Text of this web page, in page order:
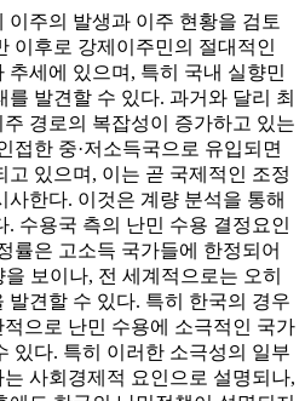
이주의 발생과 이주 현황을 검토
이후로 강제이주민의 절대적인
추세에 있으며, 특히 국내 실향민
를 발견할 수 있다. 과거와 달리 최
경로의 복잡성이 증가하고 있는
접한 중·저소득국으로 유입되면
고 있으며, 이는 곧 국제적인 조정
사한다. 이것은 계량 분석을 통해
. 수용국 측의 난민 수용 결정요인
률은 고소득 국가들에 한정되어
보이나, 전 세계적으로는 오히
발견할 수 있다. 특히 한국의 경우
으로 난민 수용에 소극적인 국가
있다. 특히 이러한 소극성의 일부
사회경제적 요인으로 설명되나,